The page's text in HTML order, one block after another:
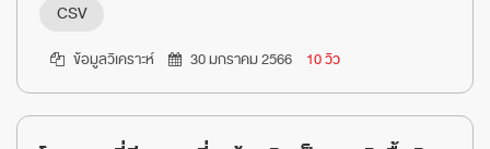
CSV
ข้อมูลวิเคราะห์ 30 มกราคม 2566 10 วิว